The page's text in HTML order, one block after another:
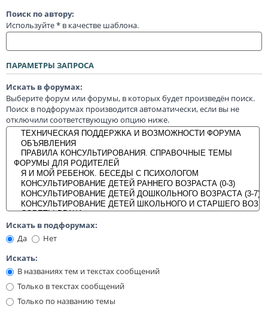
Поиск по автору:
Используйте * в качестве шаблона.
ПАРАМЕТРЫ ЗАПРОСА
Искать в форумах:
Выберите форум или форумы, в которых будет произведён поиск.
Поиск в подфорумах производится автоматически, если вы не
отключили соответствующую опцию ниже.
Искать в подфорумах:
Да
Нет
Искать:
В названиях тем и текстах сообщений
Только в текстах сообщений
Только по названию темы